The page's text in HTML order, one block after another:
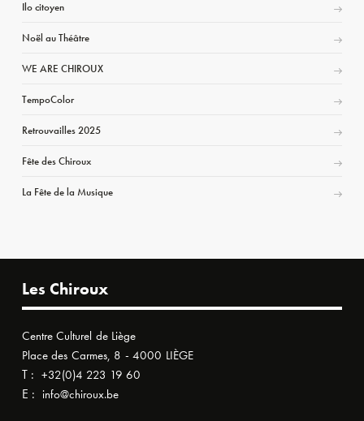
Ilo citoyen
Noël au Théâtre
WE ARE CHIROUX
TempoColor
Retrouvailles 2025
Fête des Chiroux
La Fête de la Musique
Les Chiroux
Centre Culturel de Liège
Place des Carmes, 8 - 4000 LIÈGE
T : +32(0)4 223 19 60
E : info@chiroux.be